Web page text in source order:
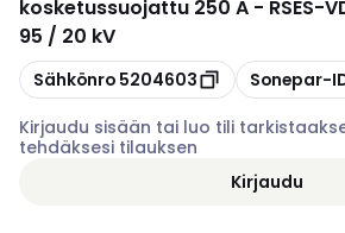
kosketussuojattu 250 A - RSES-
95 / 20 kV
Kopioi
Sähkönro 5204603 Kopioi
Sonepar-
Kirjaudu sisään tai luo tili
tehdäksesi tilauksen
Kirjaudu